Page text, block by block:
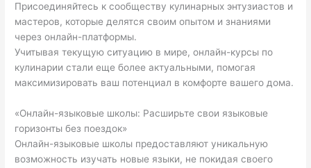
Присоединяйтесь к сообществу кулинарных энтузиастов и
мастеров, которые делятся своим опытом и знаниями
через онлайн-платформы.
Учитывая текущую ситуацию в мире, онлайн-курсы по
кулинарии стали еще более актуальными, помогая
максимизировать ваш потенциал в комфорте вашего дома.
«Онлайн-языковые школы: Расширьте свои языковые
горизонты без поездок»
Онлайн-языковые школы предоставляют уникальную
возможность изучать новые языки, не покидая своего